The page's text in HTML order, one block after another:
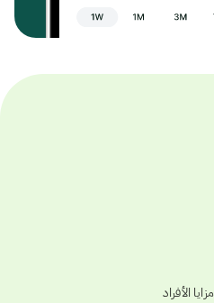
مزايا الأفراد